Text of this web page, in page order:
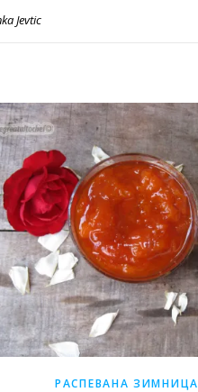
Jevtic
РАСПЕВАНА ЗИМНИЦА